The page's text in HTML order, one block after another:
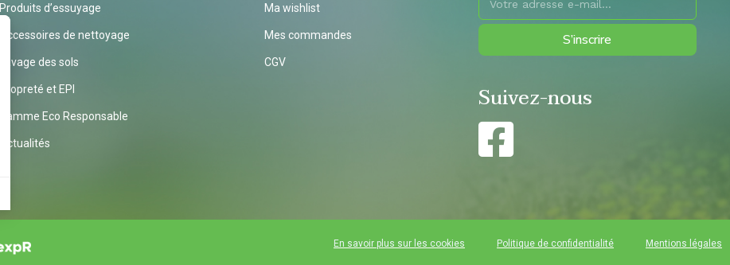
Produits d’essuyage
Accessoires de nettoyage
Lavage des sols
Propreté et EPI
Gamme Eco Responsable
Actualités
Ma wishlist
Mes commandes
CGV
S’inscrire
Suivez-nous
En savoir plus sur les cookies Politique de confidentialité Mentions légales